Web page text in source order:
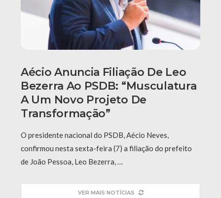
Aécio Anuncia Filiação De Leo
Bezerra Ao PSDB: “Musculatura
A Um Novo Projeto De
Transformação”
O presidente nacional do PSDB, Aécio Neves,
confirmou nesta sexta-feira (7) a filiação do prefeito
de João Pessoa, Leo Bezerra, …
VER MAIS NOTÍCIAS